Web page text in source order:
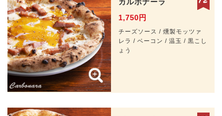
カルボナーラ
1,750円
チーズソース / 燻製モッツァ
レラ / ベーコン / 温玉 / 黒こし
ょう